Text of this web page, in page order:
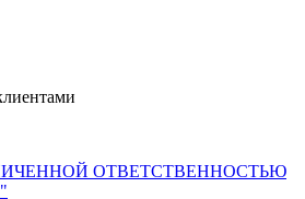
ОТВЕТСТВЕННОСТЬЮ